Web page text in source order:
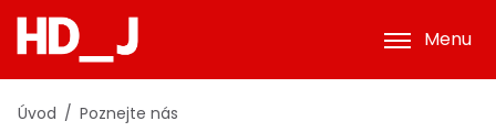
Menu
Úvod Poznejte nás